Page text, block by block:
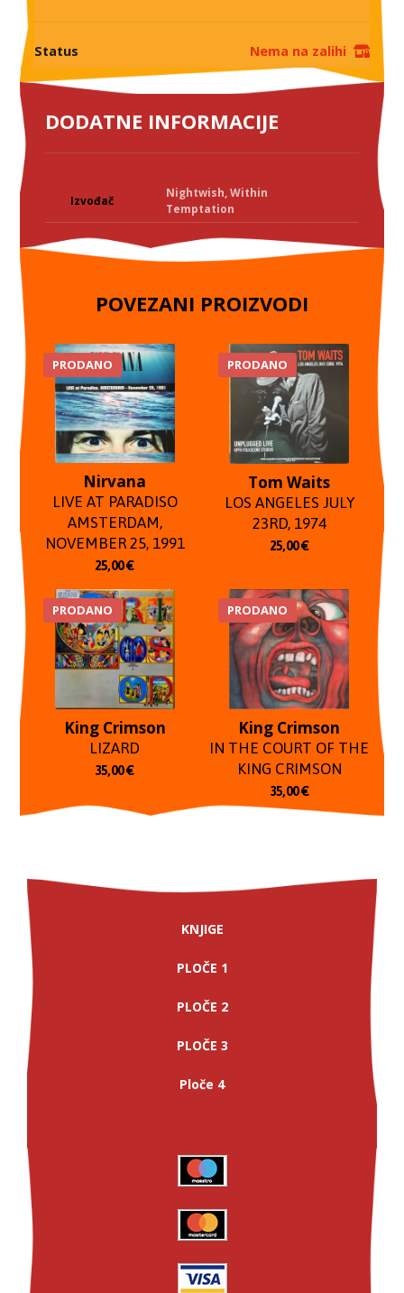
Status Nema na zalihi
DODATNE INFORMACIJE
Izvođač
Nightwish,Within
Temptation
POVEZANI PROIZVODI
PRODANO
Nirvana
LIVE AT PARADISO
AMSTERDAM,
NOVEMBER 25, 1991
25,00€
PRODANO
Tom Waits
LOS ANGELES JULY
23RD, 1974
25,00€
PRODANO
King Crimson
LIZARD
35,00€
PRODANO
King Crimson
IN THE COURT OF THE
KING CRIMSON
35,00€
KNJIGE
PLOČE 1
PLOČE 2
PLOČE 3
Ploče 4